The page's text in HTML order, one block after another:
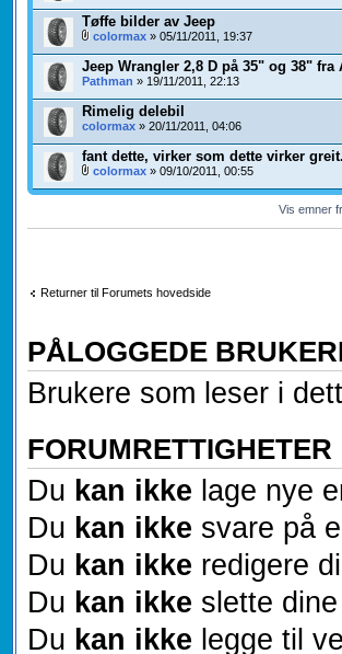
Tøffe bilder av Jeep
colormax» 05/11/2011, 19:37
Jeep Wrangler 2,8 D på 35" og 38" fra
Pathman » 19/11/2011, 22:13
Rimelig delebil
colormax» 20/11/2011, 04:06
fant dette, virker som dette virker greit.
colormax» 09/10/2011, 00:55
Vis emner
Returner til Forumets hovedside
PÅLOGGEDE
Brukere som leser i
FORUMRETTIGHETER
Du kan ikke lage nye
Du kan ikke svare på
Du kan ikke redigere
Du kan ikke slette
Du kan ikke legge til